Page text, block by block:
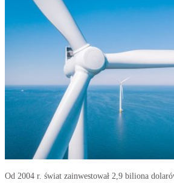
Od 2004 r. świat zainwestował 2,9 biliona